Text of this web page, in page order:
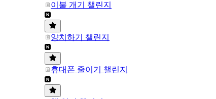
이불 개기 챌린지
양치하기 챌린지
휴대폰 줄이기 챌린지